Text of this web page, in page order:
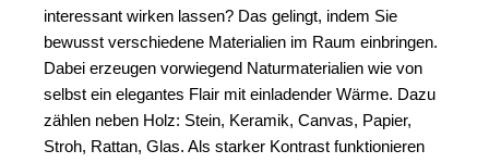
interessant wirken lassen? Das gelingt, indem Sie
bewusst verschiedene Materialien im Raum einbringen.
Dabei erzeugen vorwiegend Naturmaterialien wie von
selbst ein elegantes Flair mit einladender Wärme. Dazu
zählen neben Holz: Stein, Keramik, Canvas, Papier,
Stroh, Rattan, Glas. Als starker Kontrast funktionieren